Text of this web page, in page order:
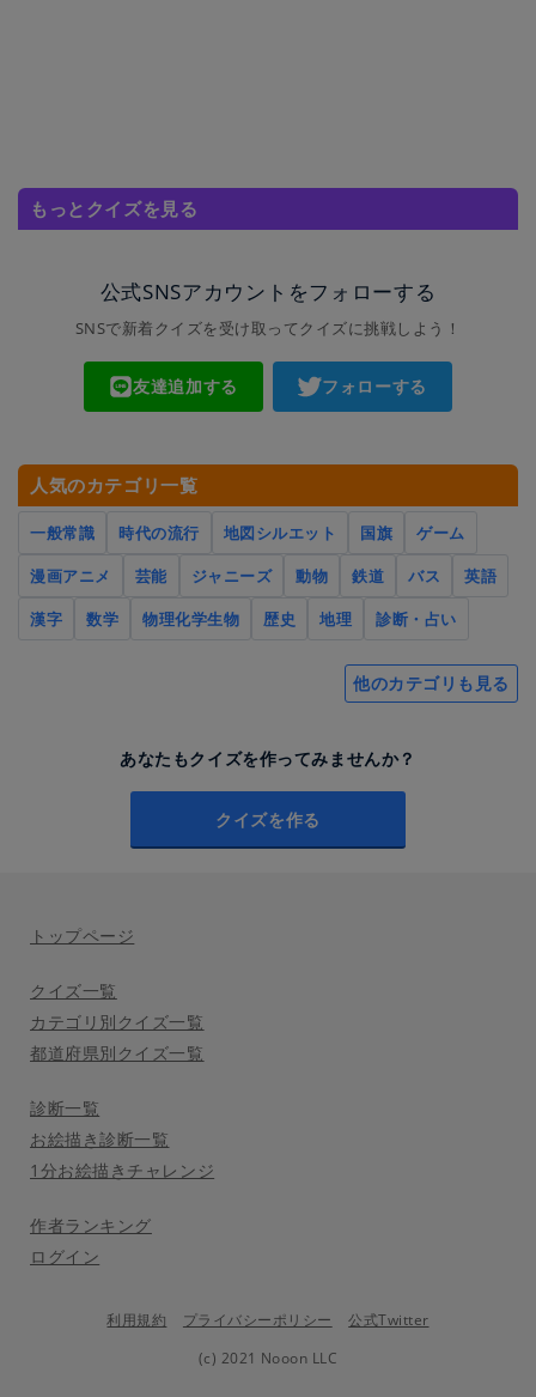
もっとクイズを見る
公式SNSアカウントをフォローする
SNSで新着クイズを受け取ってクイズに挑戦しよう！
友達追加する フォローする
人気のカテゴリ一覧
一般常識 時代の流行 地図シルエット 国旗
ゲーム
漫画アニメ
芸能 ジャニーズ 動物 鉄道 バス
英語
漢字
数学 物理化学生物 歴史 地理 診断・占い
他のカテゴリも見る
あなたもクイズを作ってみませんか？
クイズを作る
トップページ
クイズ一覧
カテゴリ別クイズ一覧
都道府県別クイズ一覧
診断一覧
お絵描き診断一覧
1分お絵描きチャレンジ
作者ランキング
ログイン
利用規約 プライバシーポリシー
公式Twitter
(c) 2021 Nooon LLC